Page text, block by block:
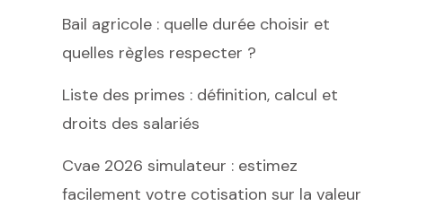
Bail agricole : quelle durée choisir et
quelles règles respecter ?
Liste des primes : définition, calcul et
droits des salariés
Cvae 2026 simulateur : estimez
facilement votre cotisation sur la valeur